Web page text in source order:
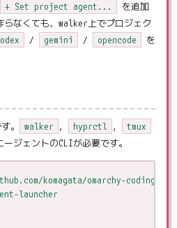
+ Set project agent...
を追加
らなくても、walker上でプロジェク
/ gemini / opencode
を
。 walker , hyprctl ,
tmux
ジェントのCLIが必要です。
komagata/omarchy-coding-
launcher